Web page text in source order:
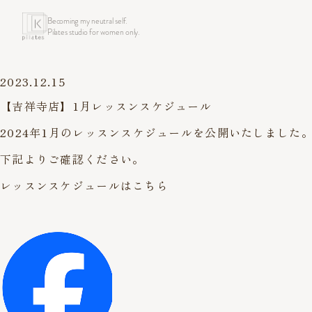
Becoming my neutral self.
Pilates studio for women only.
2023.12.15
【吉祥寺店】1月レッスンスケジュール
2024年1月のレッスンスケジュールを公開いたしました。
下記よりご確認ください。
レッスンスケジュールはこちら